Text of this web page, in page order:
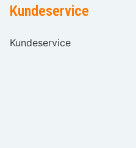
Kundeservice
Kundeservice